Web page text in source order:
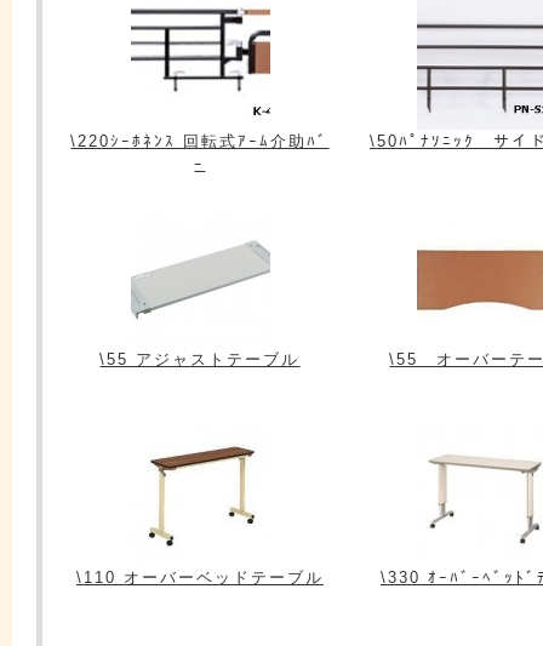
\220ｼｰﾎﾈﾝｽ 回転式ｱｰﾑ介助ﾊﾞ
ｰ
\50ﾊﾟﾅｿﾆｯｸ サイ
\55 アジャストテーブル \55 オーバーテ
\110 オーバーベッドテーブル \330 ｵｰﾊﾞｰﾍﾞｯﾄﾞ